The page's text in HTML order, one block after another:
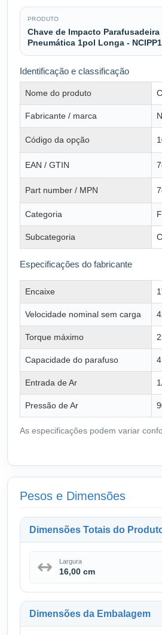
PRODUTO
Chave de Impacto Parafusadeira
Pneumática 1pol Longa -
Identificação e classificação
Nome do produto
Fabricante / marca
Código da opção
EAN / GTIN
Part number / MPN
Categoria
Subcategoria
Especificações do fabricante
Encaixe
Velocidade nominal sem carga
Torque máximo
Capacidade do parafuso
Entrada de Ar
Pressão de Ar
As especificações podem variar
Pesos e Dimensões
Dimensões Totais do
Largura
16,00 cm
Dimensões da Embalagem